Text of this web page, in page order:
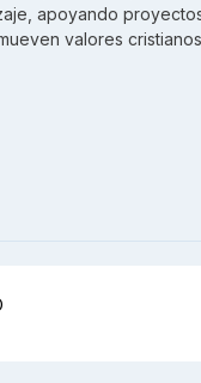
apoyando
valores